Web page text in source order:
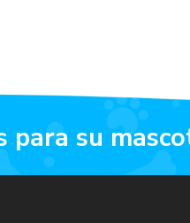
para su